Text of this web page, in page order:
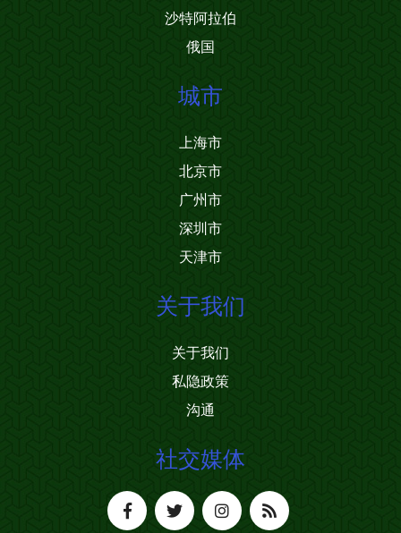
沙特阿拉伯
俄国
城市
上海市
北京市
广州市
深圳市
天津市
关于我们
关于我们
私隐政策
沟通
社交媒体